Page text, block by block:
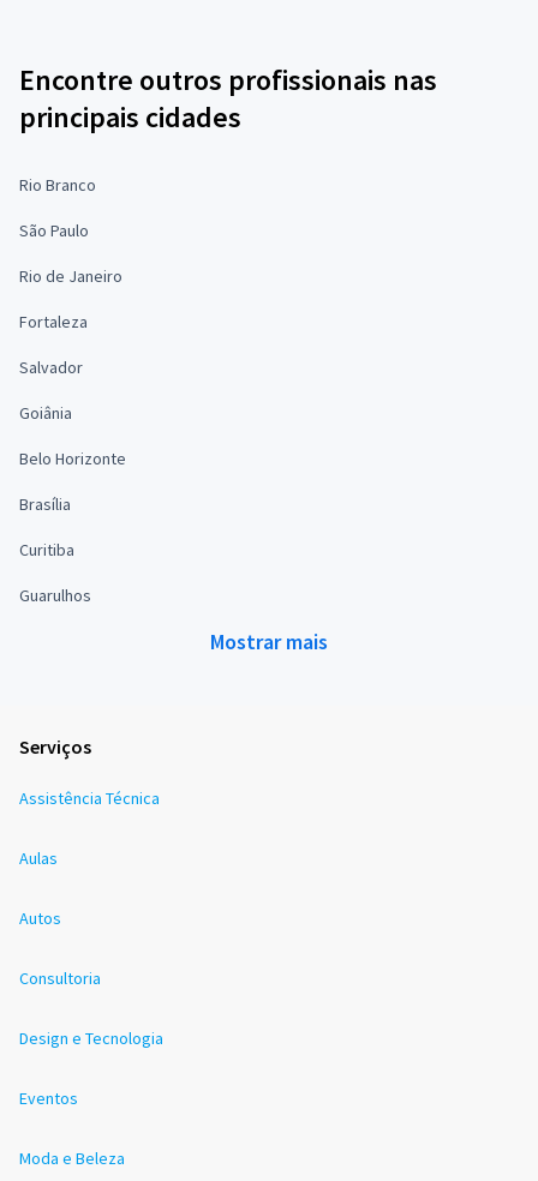
Encontre outros profissionais nas
principais cidades
Rio Branco
São Paulo
Rio de Janeiro
Fortaleza
Salvador
Goiânia
Belo Horizonte
Brasília
Curitiba
Guarulhos
Mostrar mais
Serviços
Assistência Técnica
Aulas
Autos
Consultoria
Design e Tecnologia
Eventos
Moda e Beleza